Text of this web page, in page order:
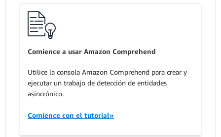
Comience a usar Amazon Comprehend
Utilice la consola Amazon Comprehend para crear y
ejecutar un trabajo de detección de entidades
asincrónico.
Comience con el tutorial»